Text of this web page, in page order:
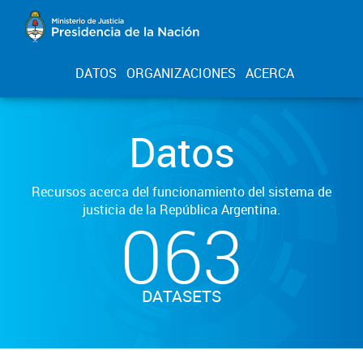
DATOS ORGANIZACIONES ACERCA
Datos
Recursos acerca del funcionamiento del sistema de
justicia de la República Argentina.
063
DATASETS